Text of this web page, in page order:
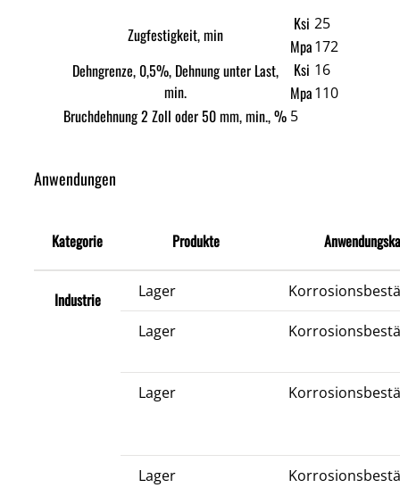
Zugfestigkeit, min
Ksi 25
Mpa172
Dehngrenze, 0,5%, Dehnung unter Last,
min.
Ksi 16
Mpa110
Bruchdehnung 2 Zoll oder 50 mm, min., % 5
Anwendungen
Kategorie Produkte
Industrie Lager
Lager
Lager
Lager